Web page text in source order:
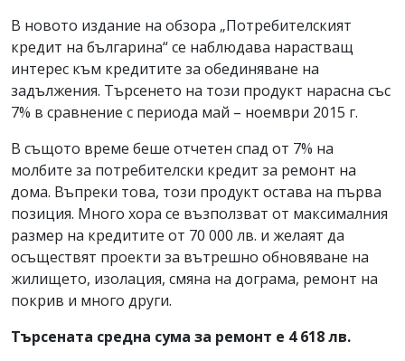
В новото издание на обзора „Потребителският
кредит на българина“ се наблюдава нарастващ
интерес към кредитите за обединяване на
задължения. Търсенето на този продукт нарасна със
7% в сравнение с периода май – ноември 2015 г.
В същото време беше отчетен спад от 7% на
молбите за потребителски кредит за ремонт на
дома. Въпреки това, този продукт остава на първа
позиция. Много хора се възползват от максималния
размер на кредитите от 70 000 лв. и желаят да
осъществят проекти за вътрешно обновяване на
жилището, изолация, смяна на дограма, ремонт на
покрив и много други.
Търсената средна сума за ремонт е 4 618 лв.